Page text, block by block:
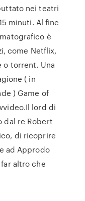
nei teatri
minuti. Al fine
è
come Netflix,
o torrent. Una
( in
) Game of
lord di
dal re Robert
di ricoprire
ad Approdo
altro che